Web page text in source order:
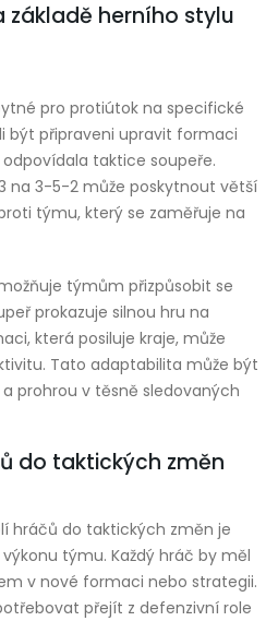
herního stylu
pro protiútok na specifické
být připraveni upravit formaci
taktice soupeře.
na 3-5-2 může poskytnout větší
týmu, který se zaměřuje na
týmům přizpůsobit se
prokazuje silnou hru na
která posiluje kraje, může
Tato adaptabilita může být
prohrou v těsně sledovaných
do taktických změn
hráčů do taktických změn je
týmu. Každý hráč by měl
v nové formaci nebo strategii.
přejít z defenzivní role